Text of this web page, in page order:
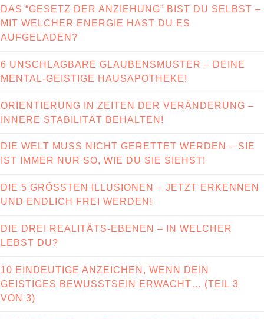
DAS “GESETZ DER ANZIEHUNG” BIST DU SELBST –
MIT WELCHER ENERGIE HAST DU ES
AUFGELADEN?
6 UNSCHLAGBARE GLAUBENSMUSTER – DEINE
MENTAL-GEISTIGE HAUSAPOTHEKE!
ORIENTIERUNG IN ZEITEN DER VERÄNDERUNG –
INNERE STABILITÄT BEHALTEN!
DIE WELT MUSS NICHT GERETTET WERDEN – SIE
IST IMMER NUR SO, WIE DU SIE SIEHST!
DIE 5 GRÖSSTEN ILLUSIONEN – JETZT ERKENNEN
UND ENDLICH FREI WERDEN!
DIE DREI REALITÄTS-EBENEN – IN WELCHER
LEBST DU?
10 EINDEUTIGE ANZEICHEN, WENN DEIN
GEISTIGES BEWUSSTSEIN ERWACHT… (TEIL 3
VON 3)